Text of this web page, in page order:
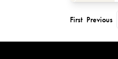
First Previous